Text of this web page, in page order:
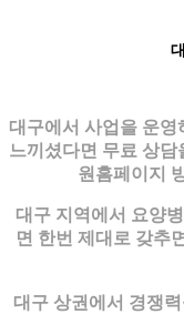
대구에서 사업을 운
느끼셨다면 무료 상담
원홈페이지
대구 지역에서 요양
면 한번 제대로 갖추
대구 상권에서 경쟁